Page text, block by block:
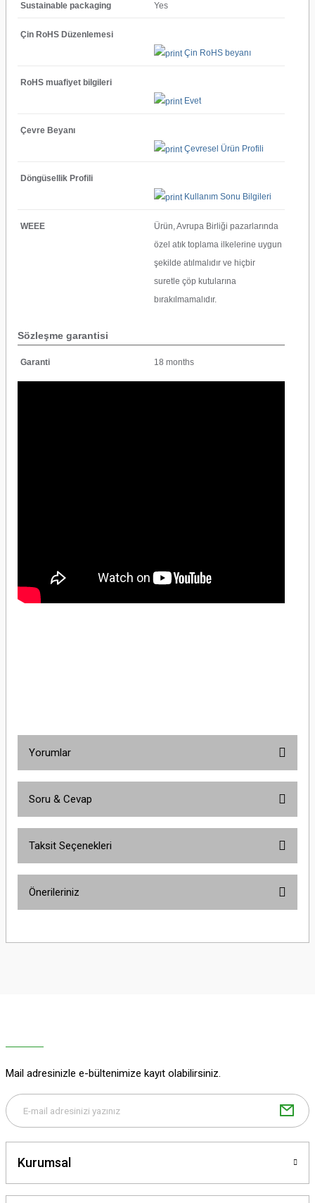
Sustainable packaging Yes
Çin RoHS Düzenlemesi
Çin RoHS beyanı
RoHS muafiyet bilgileri
Evet
Çevre Beyanı
Çevresel Ürün Profili
Döngüsellik Profili
Kullanım Sonu Bilgileri
WEEE
Ürün, Avrupa Birliği pazarlarında
özel atık toplama ilkelerine uygun
şekilde atılmalıdır ve hiçbir
suretle çöp kutularına
bırakılmamalıdır.
Sözleşme garantisi
Garanti 18 months
Yorumlar
Soru & Cevap
Taksit Seçenekleri
Önerileriniz
yetersiz gördüğünüz noktaları öneri formunu kullanarak tarafımıza
Bu ürüne benzer farklı alternatifler olmalı.
Mail adresinizle e-bültenimize kayıt olabilirsiniz.
Kurumsal